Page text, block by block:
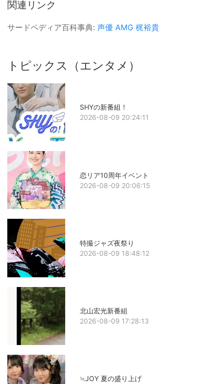
関連リンク
サードペディア百科事典: 声優 AMG 梶裕貴
トピックス（エンタメ）
SHYの新番組！
2026-08-09 20:24:11
恋リア10周年イベント
2026-08-09 20:06:15
特撮ジャズ夜祭り
2026-08-09 18:48:12
北山宏光新番組
2026-08-09 17:28:13
≒JOY 夏の盛り上げ